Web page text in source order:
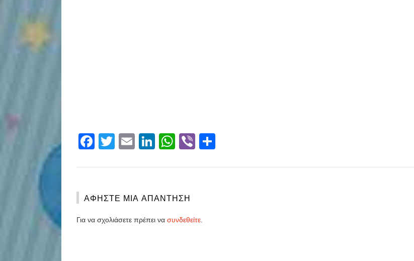
Facebook
Twitter
EmailLinkedIn
WhatsApp
Viber
ΑΦΉΣΤΕ ΜΙΑ ΑΠΆΝΤΗΣΗ
Για να σχολιάσετε πρέπει να συνδεθείτε